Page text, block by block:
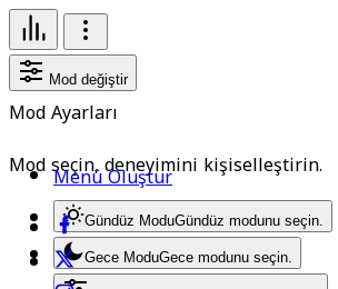
Mod değiştir
Mod Ayarları
Mod seçin, deneyimini kişiselleştirin.
Gündüz ModuGündüz modunu seçin.
Gece ModuGece modunu seçin.
Menü Oluştur